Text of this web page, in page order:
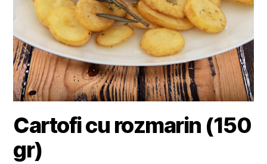
Cartofi cu rozmarin (150
gr)